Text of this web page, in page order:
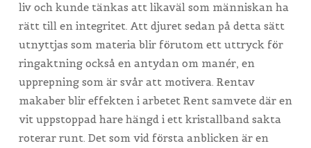
liv och kunde tänkas att likaväl som människan ha
rätt till en integritet. Att djuret sedan på detta sätt
utnyttjas som materia blir förutom ett uttryck för
ringaktning också en antydan om manér, en
upprepning som är svår att motivera. Rentav
makaber blir effekten i arbetet Rent samvete där en
vit uppstoppad hare hängd i ett kristallband sakta
roterar runt. Det som vid första anblicken är en